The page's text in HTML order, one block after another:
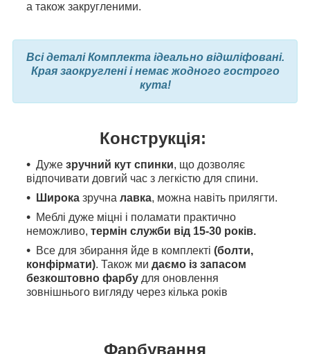
а також закругленими.
Всі деталі Комплекта ідеально відшліфовані.
Края заокруглені і немає жодного гострого
кута!
Конструкція:
Дуже зручний кут спинки, що дозволяє
відпочивати довгий час з легкістю для спини.
Широка зручна лавка, можна навіть прилягти.
Меблі дуже міцні і поламати практично
неможливо, термін служби від 15-30 років.
Все для збирання йде в комплекті (болти,
конфірмати). Також ми даємо із запасом
безкоштовно фарбу для оновлення
зовнішнього вигляду через кілька років
Фарбування